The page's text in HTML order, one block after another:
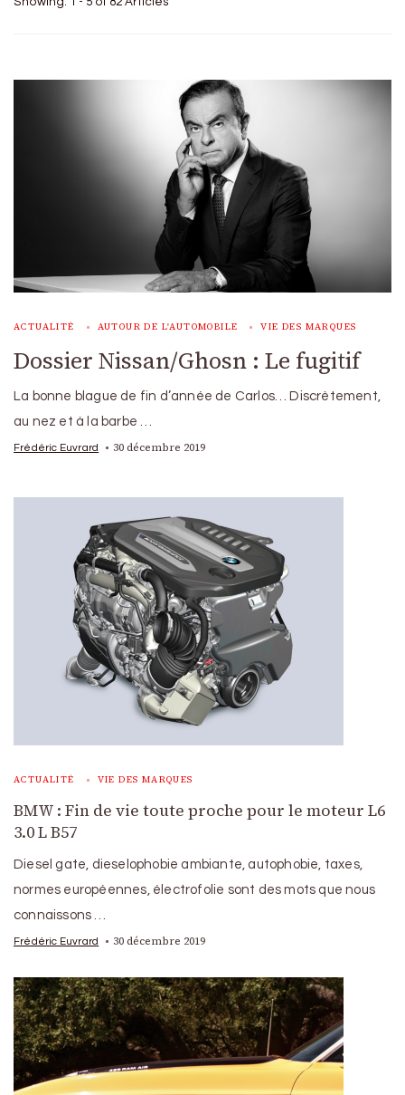
ACTUALITÉ AUTOUR DE L'AUTOMOBILE VIE DES MARQUES
Dossier Nissan/Ghosn : Le fugitif
La bonne blague de fin d’année de Carlos… Discrètement,
au nez et à la barbe …
Frédéric Euvrard 30 décembre 2019
ACTUALITÉ VIE DES MARQUES
BMW : Fin de vie toute proche pour le moteur L6
3.0 L B57
Diesel gate, dieselophobie ambiante, autophobie, taxes,
normes européennes, électrofolie sont des mots que nous
connaissons …
Frédéric Euvrard 30 décembre 2019